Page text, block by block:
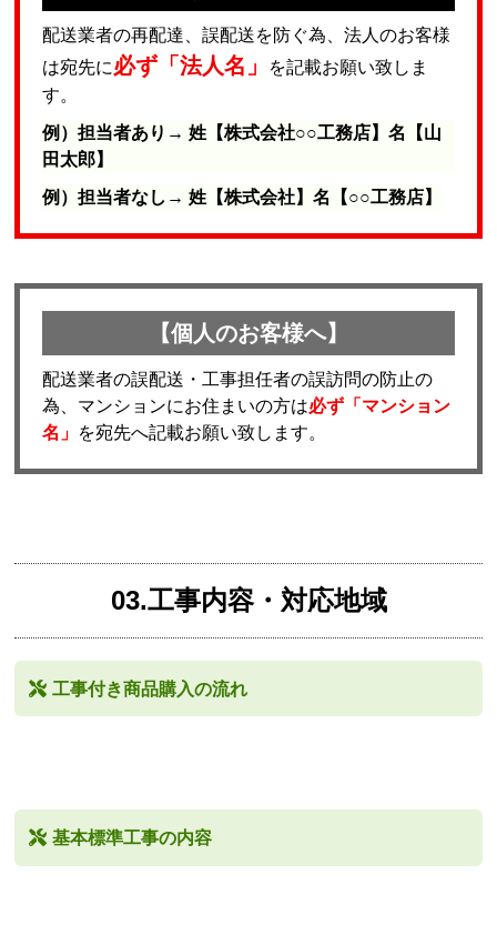
配送業者の再配達、誤配送を防ぐ為、法人のお客様
は宛先に必ず「法人名」
を記載お願い致しま
す。
例）担当者あり→ 姓【株式会社○○工務店】名【山
田太郎】
例）担当者なし→ 姓【株式会社】名【○○工務店】
【個人のお客様へ】
配送業者の誤配送・工事担任者の誤訪問の防止の
為、マンションにお住まいの方は必ず「マンション
名」 を宛先へ記載お願い致します。
03.工事内容・対応地域
工事付き商品購入の流れ
基本標準工事の内容